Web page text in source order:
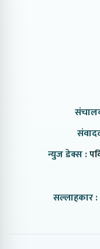
न्युज डेक्स :
सल्लाहकार :